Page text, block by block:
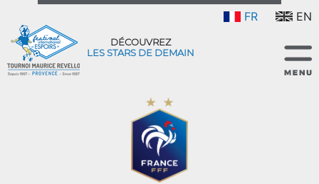
FR EN
DÉCOUVREZ
LES STARS DE DEMAIN